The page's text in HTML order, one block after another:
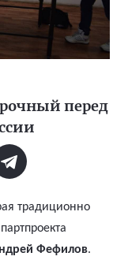
перед
традиционно
Фефилов.